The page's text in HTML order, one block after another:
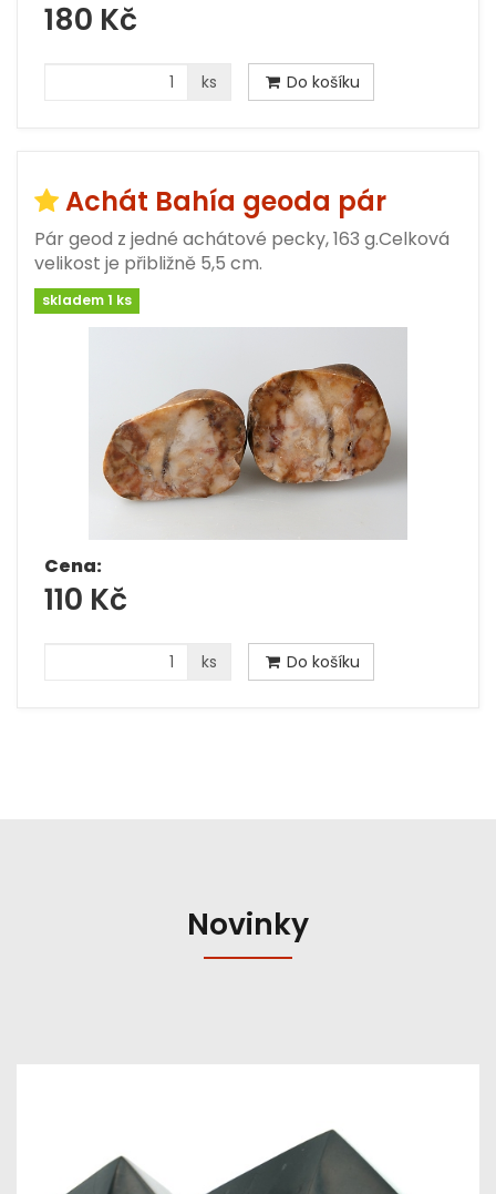
180 Kč
ks Do košíku
Achát Bahía geoda pár
Pár geod z jedné achátové pecky, 163 g.Celková
velikost je přibližně 5,5 cm.
skladem 1 ks
Cena:
110 Kč
ks Do košíku
Novinky